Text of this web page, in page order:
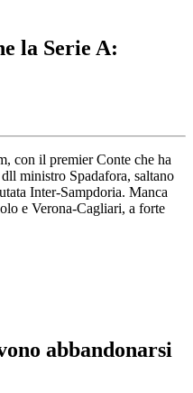
la Serie A:
con il premier Conte che ha
ministro Spadafora, saltano
Inter-Sampdoria. Manca
e Verona-Cagliari, a forte
abbandonarsi